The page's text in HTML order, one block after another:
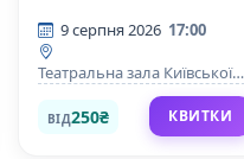
9 серпня 2026 17:00
Театральна зала Київської
ВІД250₴ КВИТКИ